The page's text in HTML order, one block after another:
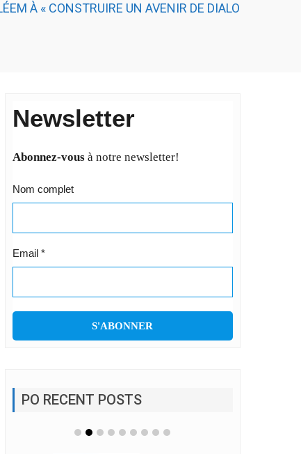
À « CONSTRUIRE UN AVENIR DE DIALO
Newsletter
Abonnez-vousà notre newsletter!
Nom complet
Email *
PO RECENT POSTS